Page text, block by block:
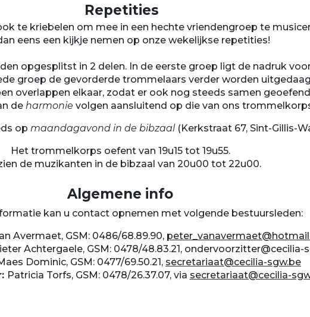
Repetities
te kriebelen om mee in een hechte vriendengroep te
eens een kijkje nemen op onze wekelijkse repetities!
opgesplitst in 2 delen. In de eerste groep ligt de nadruk
groep de gevorderde trommelaars verder worden
overlappen elkaar, zodat er ook nog steeds samen
de harmonie volgen aansluitend op die van ons
op maandagavond in de bibzaal (Kerkstraat 67, Sint-Gillis-
Het trommelkorps oefent van 19u15 tot 19u55.
de muzikanten in de bibzaal van 20u00 tot 22u00.
Algemene info
kan u contact opnemen met volgende bestuursleden:
Avermaet, GSM: 0486/68.89.90,
Achtergaele, GSM: 0478/48.83.21, ondervoorzitter@cecilia-
Dominic, GSM: 0477/69.50.21, secretariaat@cecilia-sgw.be
Patricia Torfs, GSM: 0478/26.37.07, via secretariaat@cecilia-